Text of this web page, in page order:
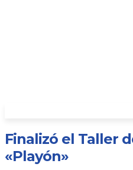
Finalizó el Taller
«Playón»